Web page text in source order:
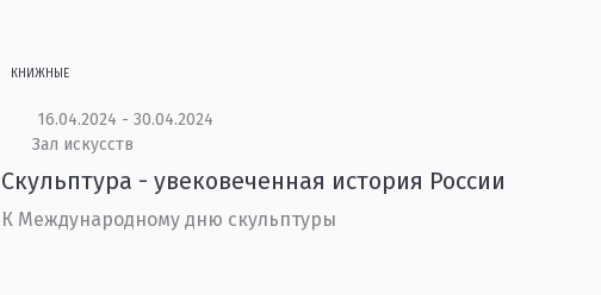
КНИЖНЫЕ
16.04.2024 - 30.04.2024
Зал искусств
Скульптура - увековеченная история России
К Международному дню скульптуры